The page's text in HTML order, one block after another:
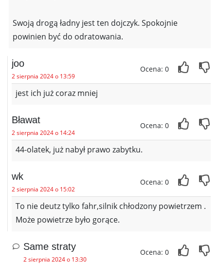
Swoją drogą ładny jest ten dojczyk. Spokojnie
powinien być do odratowania.
joo
2 sierpnia 2024 o 13:59
Ocena: 0
jest ich już coraz mniej
Bławat
2 sierpnia 2024 o 14:24
Ocena: 0
44-olatek, już nabył prawo zabytku.
wk
2 sierpnia 2024 o 15:02
Ocena: 0
To nie deutz tylko fahr,silnik chłodzony powietrzem .
Może powietrze było gorące.
Same straty
2 sierpnia 2024 o 13:30
Ocena: 0